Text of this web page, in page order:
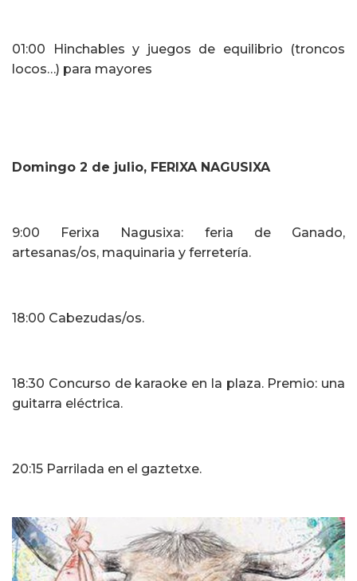
01:00 Hinchables y juegos de equilibrio (troncos
locos…) para mayores
Domingo 2 de julio, FERIXA NAGUSIXA
9:00 Ferixa Nagusixa: feria de Ganado,
artesanas/os, maquinaria y ferretería.
18:00 Cabezudas/os.
18:30 Concurso de karaoke en la plaza. Premio: una
guitarra eléctrica.
20:15 Parrilada en el gaztetxe.